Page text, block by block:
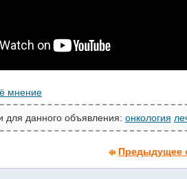
мнение
для данного объявления: онкология
Предыдущее